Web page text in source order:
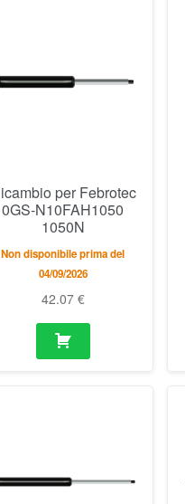
per Febrotec
0GS-N10FAH1050
1050N
Non disponibile prima del
04/09/2026
42.07 €